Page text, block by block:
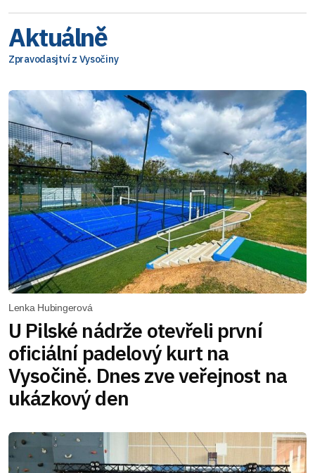
Aktuálně
Zpravodasjtví z Vysočiny
Lenka Hubingerová
U Pilské nádrže otevřeli první
oficiální padelový kurt na
Vysočině. Dnes zve veřejnost na
ukázkový den